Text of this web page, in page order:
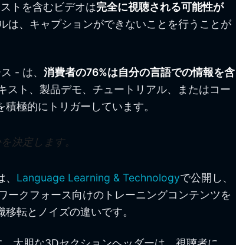
トを含むビデオは完全に視聴される可能性が
は、キャプションができないことを行うことが
- は、 消費者の76%は自分の言語での情報を含
スト、製品デモ、チュートリアル、またはコー
極的にトリガーしています。
決定します。
Language Learning & Technologyで公開し、
ークフォース向けのトレーニングコンテンツを
転とノイズの違いです。